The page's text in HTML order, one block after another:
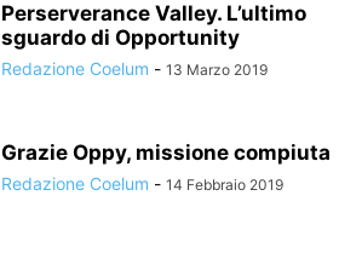
Perserverance Valley. L’ultimo
sguardo di Opportunity
Redazione Coelum - 13 Marzo 2019
Grazie Oppy, missione compiuta
Redazione Coelum - 14 Febbraio 2019